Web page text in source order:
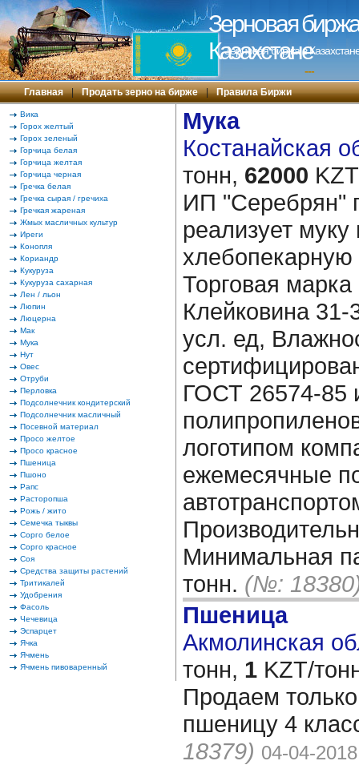
Зерновая
Казахстане
Зерновая биржа в
---
Главная | Продать зерно на бирже | Правила Биржи
Вика
Горох желтый
Горох зеленый
Горчица белая
Горчица желтая
Горчица черная
Гречка белая
Гречка сырая / гречиха
Гречкая жареная
Жмых масличных культур
Иреги
Конопля
Кориандр
Кукуруза
Кукуруза сахарная
Лен / льон
Люпин
Люцерна
Мак
Мука
Нут
Овес
Отруби
Перловка
Подсолнечник кондитерский
Подсолнечник масличный
Посевной материал
Просо желтое
Просо красное
Пшеница
Пшоно
Рапс
Расторопша
Рожь / жито
Семечка тыквы
Сорго белое
Сорго красное
Соя
Средства защиты растений
Тритикалей
Удобрения
Фасоль
Чечевица
Эспарцет
Ячка
Ячмень
Ячмень пивоваренный
Мука
Костанайская
тонн, 62000
ИП "Серебрян"
реализует
хлебопекарную
Торговая
Клейковина
усл. ед,
ГОСТ 26574-85
логотипом
ежемесячные
Минимальная
тонн. (№:
Пшеница
Акмолинская
тонн, 1 KZT/
Продаем
пшеницу 4
18379) 04-04-2018